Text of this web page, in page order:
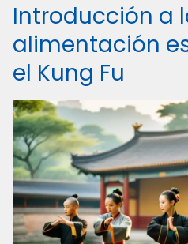
Introducción a
alimentación
el Kung Fu